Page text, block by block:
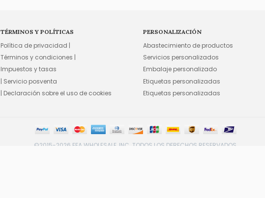
TÉRMINOS Y POLÍTICAS
Política de privacidad |
Términos y condiciones |
Impuestos y tasas
| Servicio posventa
| Declaración sobre el uso de cookies
PERSONALIZACIÓN
Abastecimiento de productos
Servicios personalizados
Embalaje personalizado
Etiquetas personalizadas
Etiquetas personalizadas
©2015-2026 FFA WHOLESALE, INC. TODOS LOS DERECHOS RESERVADOS.